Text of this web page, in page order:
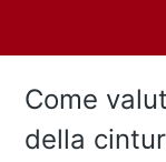
Come
della